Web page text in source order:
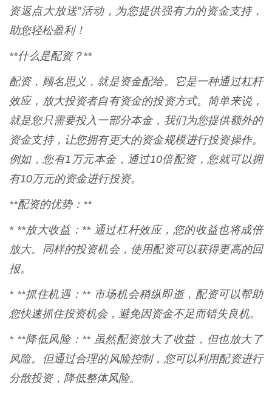
资返点大放送”活动，为您提供强有力的资金支持，
助您轻松盈利！
**什么是配资？**
配资，顾名思义，就是资金配给。它是一种通过杠杆
效应，放大投资者自有资金的投资方式。简单来说，
就是您只需要投入一部分本金，我们为您提供额外的
资金支持，让您拥有更大的资金规模进行投资操作。
例如，您有1万元本金，通过10倍配资，您就可以拥
有10万元的资金进行投资。
**配资的优势：**
* **放大收益：** 通过杠杆效应，您的收益也将成倍
放大。同样的投资机会，使用配资可以获得更高的回
报。
* **抓住机遇：** 市场机会稍纵即逝，配资可以帮助
您快速抓住投资机会，避免因资金不足而错失良机。
* **降低风险：** 虽然配资放大了收益，但也放大了
风险。但通过合理的风险控制，您可以利用配资进行
分散投资，降低整体风险。